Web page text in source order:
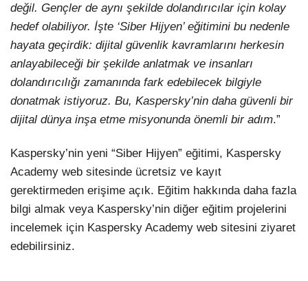
değil. Gençler de aynı şekilde dolandırıcılar için kolay
hedef olabiliyor. İşte ‘Siber Hijyen’ eğitimini bu nedenle
hayata geçirdik: dijital güvenlik kavramlarını herkesin
anlayabileceği bir şekilde anlatmak ve insanları
dolandırıcılığı zamanında fark edebilecek bilgiyle
donatmak istiyoruz. Bu, Kaspersky’nin daha güvenli bir
dijital dünya inşa etme misyonunda önemli bir adım.”
Kaspersky’nin yeni “Siber Hijyen” eğitimi, Kaspersky
Academy web sitesinde ücretsiz ve kayıt
gerektirmeden erişime açık. Eğitim hakkında daha fazla
bilgi almak veya Kaspersky’nin diğer eğitim projelerini
incelemek için Kaspersky Academy web sitesini ziyaret
edebilirsiniz.